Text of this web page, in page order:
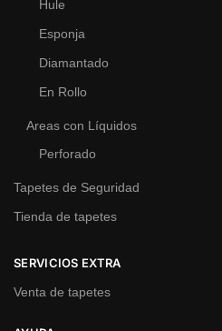
Hule
Esponja
Diamantado
En Rollo
Areas con Líquidos
Perforado
Tapetes de Seguridad
Tienda de tapetes
SERVICIOS EXTRA
Venta de tapetes